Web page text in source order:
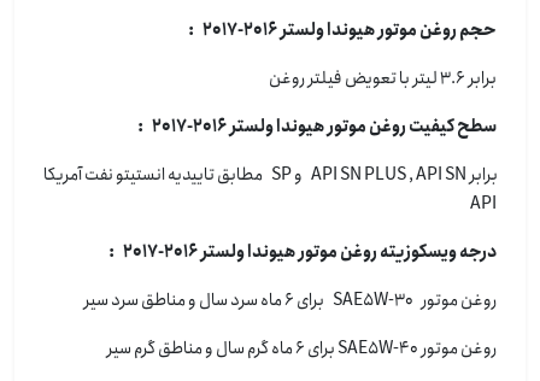
حجم روغن موتور هیوندا ولستر 2016-2017 :
برابر 3.6 لیتر با تعویض فیلتر روغن
سطح کیفیت روغن موتور هیوندا ولستر 2016-2017 :
برابر API SN PLUS , API SN و SP مطابق تاییدیه انستیتو نفت آمریکا
API
درجه ویسکوزیته روغن موتور هیوندا ولستر 2016-2017 :
روغن موتور SAE5W-30 برای 6 ماه سرد سال و مناطق سرد سیر
روغن موتور SAE5W-40 برای 6 ماه گرم سال و مناطق گرم سیر